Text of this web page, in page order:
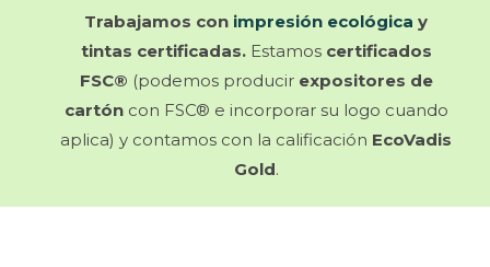
Trabajamos con impresión ecológica y
tintas certificadas.Estamoscertificados
FSC® (podemos producir expositores de
cartóncon FSC® e incorporar su logo cuando
aplica) y contamos con la calificación EcoVadis
Gold.